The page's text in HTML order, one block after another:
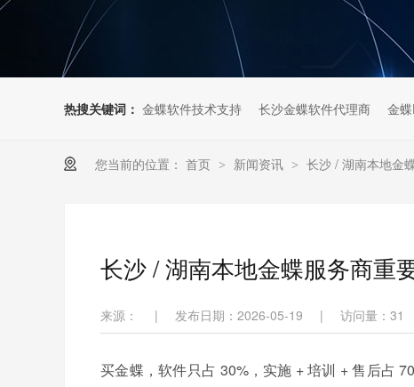
热搜关键词： 金蝶软件技术支持 长沙金蝶软件代理商 金
您当前的位置： 首页 > 新闻资讯 > 长沙 / 湖南本地金
长沙 / 湖南本地金蝶服务商重
来源： | 发布日期：2026-05-19 | 访问量： 31
买金蝶，软件只占 30%，实施 + 培训 + 售后占